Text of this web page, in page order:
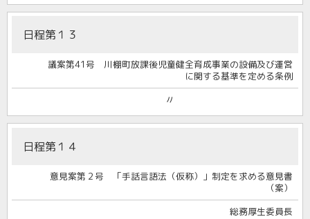
日程第１３
議案第41号 川棚町放課後児童健全育成事業の設備及び運営
に関する基準を定める条例
〃
日程第１４
意見案第２号 「手話言語法（仮称）」制定を求める意見書
（案）
総務厚生委員長